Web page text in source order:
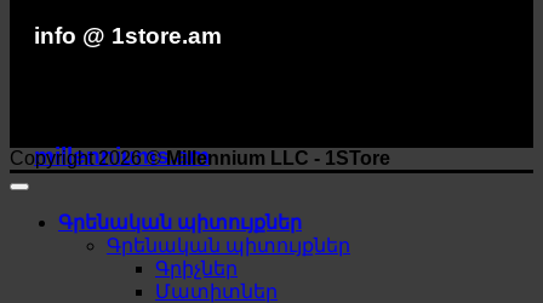
info @ 1store.am
millenniums.am
Copyright 2026 ©Millennium LLC - 1STore
Գրենական պիտույքներ
Գրենական պիտույքներ
Գրիչներ
Մատիտներ